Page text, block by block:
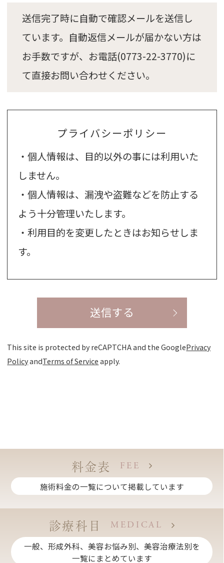
送信完了時に自動で確認メールを送信し
ています。 自動返信メールが届かない方は
お手数ですが、 お電話(0773-22-3770)に
て直接お問い合わせください。
プライバシーポリシー
・個人情報は、目的以外の事には利用いた
しません。
・個人情報は、漏洩や盗難などを防止する
よう十分管理いたします。
・利用目的を変更したときはお知らせしま
す。
This site is protected by reCAPTCHA and the GooglePrivacy
PolicyandTerms of Serviceapply.
料金表
FEE
施術料金の一覧について掲載しています
診療科目
MEDICAL
一般、形成外科、美容お悩み別、美容治療法別を
一覧にまとめています